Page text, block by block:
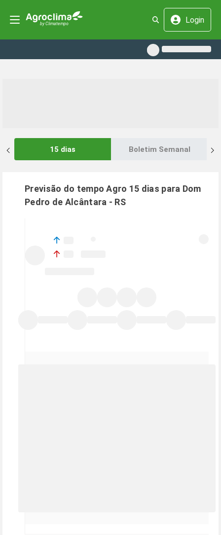
Login
15 dias Boletim Semanal
Previsão do tempo Agro 15 dias para Dom
Pedro de Alcântara - RS